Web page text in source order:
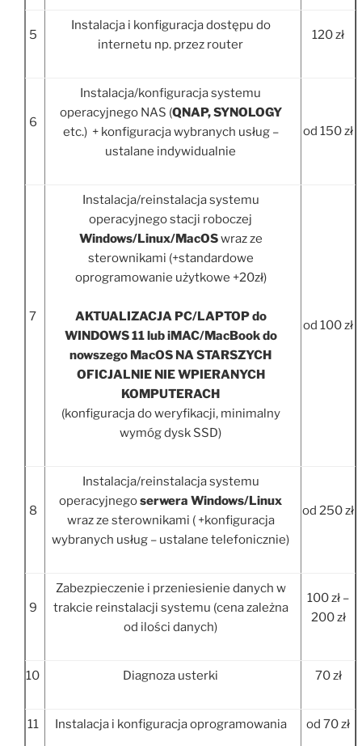
5
Instalacja i konfiguracja dostępu do
internetu np. przez router
120 zł
6
Instalacja/konfiguracja systemu
operacyjnego NAS (QNAP, SYNOLOGY
etc.) + konfiguracja wybranych usług –
ustalane indywidualnie
od 150 zł
7
Instalacja/reinstalacja systemu
operacyjnego stacji roboczej
Windows/Linux/MacOSwraz ze
sterownikami (+standardowe
oprogramowanie użytkowe +20zł)
AKTUALIZACJA PC/LAPTOP do
WINDOWS 11 lub iMAC/MacBook do
nowszego MacOS NA STARSZYCH
OFICJALNIE NIE WPIERANYCH
KOMPUTERACH
(konfiguracja do weryfikacji, minimalny
wymóg dysk SSD)
od 100 zł
8
Instalacja/reinstalacja systemu
operacyjnegoserwera Windows/Linux
wraz ze sterownikami ( +konfiguracja
wybranych usług – ustalane telefonicznie)
od 250 zł
9
Zabezpieczenie i przeniesienie danych w
trakcie reinstalacji systemu (cena zależna
od ilości danych)
100 zł –
200 zł
10 Diagnoza usterki 70 zł
11 Instalacja i konfiguracja oprogramowania od 70 zł